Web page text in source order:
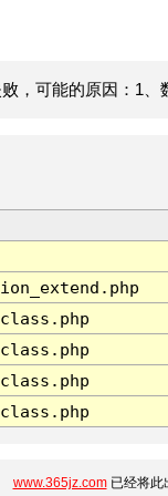
，可能的原因：1
www.365jz.com已经将此